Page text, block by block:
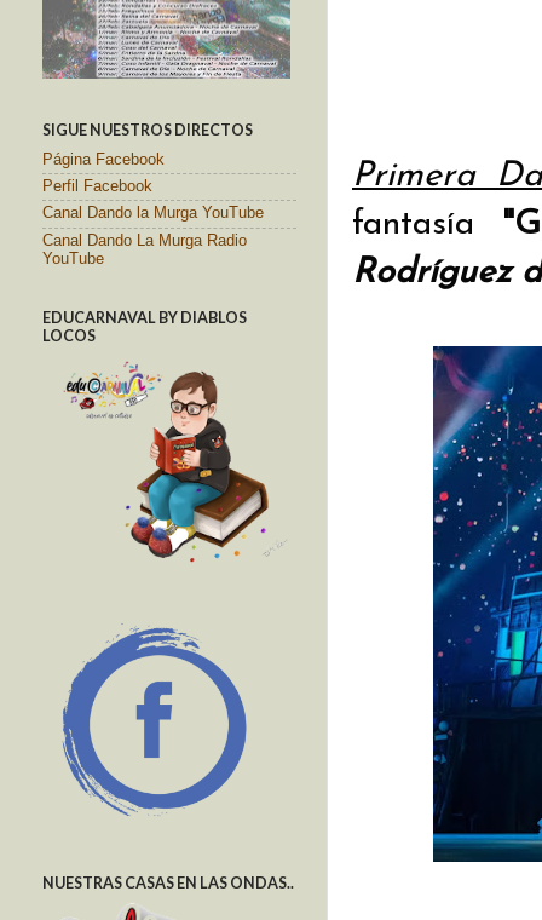
Primera
fantasía
Rodríguez
SIGUE NUESTROS DIRECTOS
Página Facebook
Perfil Facebook
Canal Dando la Murga YouTube
Canal Dando La Murga Radio
YouTube
EDUCARNAVAL BY DIABLOS
LOCOS
NUESTRAS CASAS EN LAS ONDAS..